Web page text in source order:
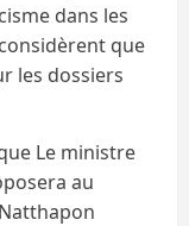
dans les
que
les dossiers
Le ministre
au